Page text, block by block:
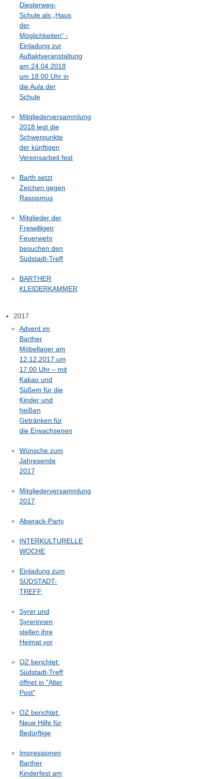
Diesterweg-
Schule als „Haus
der
Möglichkeiten“ -
Einladung zur
Auftaktveranstaltung
am 24.04.2018
um 18.00 Uhr in
die Aula der
Schule
Mitgliederversammlung
2018 legt die
Schwerpunkte
der künftigen
Vereinsarbeit fest
Barth setzt
Zeichen gegen
Rassismus
Mitglieder der
Freiwilligen
Feuerwehr
besuchen den
Südstadt-Treff
BARTHER
KLEIDERKAMMER
2017
Advent im
Barther
Möbellager am
12.12.2017 um
17.00 Uhr – mit
Kakao und
Süßem für die
Kinder und
heißen
Getränken für
die Erwachsenen
Wünsche zum
Jahresende
2017
Mitgliederversammlung
2017
Abwrack-Party
INTERKULTURELLE
WOCHE
Einladung zum
SÜDSTADT-
TREFF
Syrer und
Syrerinnen
stellen ihre
Heimat vor
OZ berichtet:
Südstadt-Treff
öffnet in "Alter
Post"
OZ berichtet:
Neue Hilfe für
Bedürftige
Impressionen
Barther
Kinderfest am